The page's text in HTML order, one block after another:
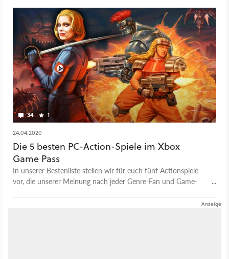
34 1
24.04.2020
Die 5 besten PC-Action-Spiele im Xbox
Game Pass
In unserer Bestenliste stellen wir für euch fünf Actionspiele
vor, die unserer Meinung nach jeder Genre-Fan und Game-